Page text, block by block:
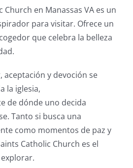
Church en Manassas VA es un
para visitar. Ofrece un
que celebra la belleza
aceptación y devoción se
la iglesia,
de dónde uno decida
Tanto si busca una
como momentos de paz y
Catholic Church es el